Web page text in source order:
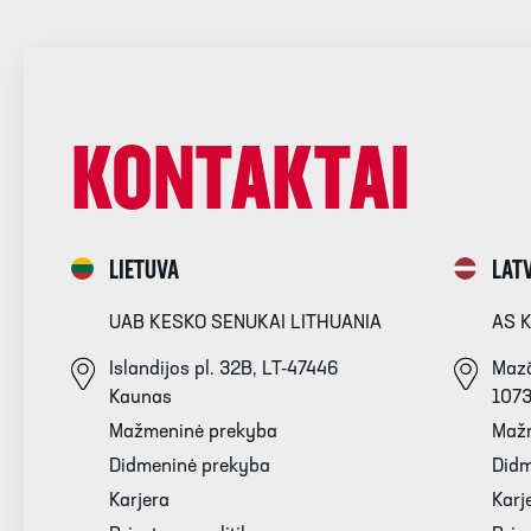
KONTAKTAI
LIETUVA
UAB KESKO SENUKAI LITHUANIA
Islandijos pl. 32B, LT-47446
Kaunas
Mažmeninė prekyba
Didmeninė prekyba
Karjera
AS
1073